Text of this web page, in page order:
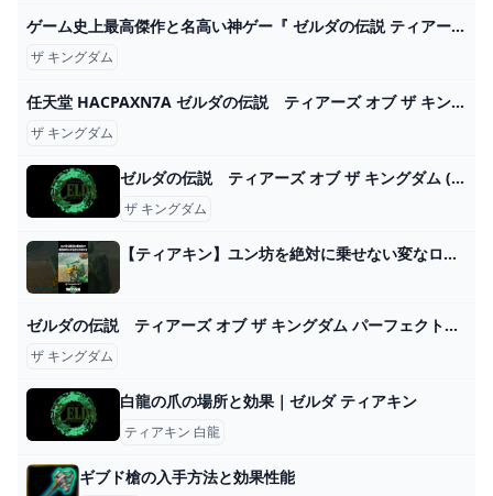
ゲーム史上最高傑作と名高い神ゲー『 ゼルダの伝説 ティアーズ オブ ザ キングダム 』#1 - YouTube
ザ キングダム
任天堂 HACPAXN7A ゼルダの伝説 ティアーズ オブ ザ キングダム 【Switch】 エディオン公式通販
ザ キングダム
ゼルダの伝説 ティアーズ オブ ザ キングダム (Switch)の関連情報 ゲーム・エンタメ最新情報のファミ通.com
ザ キングダム
【ティアキン】ユン坊を絶対に乗せない変なロボットを作ったリンク【ゼルダの伝説 ティアーズ オブ ザ キングダム】 - YouTube
ゼルダの伝説 ティアーズ オブ ザ キングダム パーフェクトガイド パーフェクトガイド 書籍情報 ファミ通と電撃の攻略本
ザ キングダム
白龍の爪の場所と効果｜ゼルダ ティアキン
ティアキン 白龍
ギブド槍の入手方法と効果性能